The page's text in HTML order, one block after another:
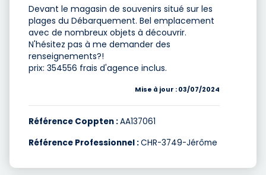
Devant le magasin de souvenirs situé sur les
plages du Débarquement. Bel emplacement
avec de nombreux objets à découvrir.
N'hésitez pas à me demander des
renseignements?!
prix: 354556 frais d'agence inclus.
Mise à jour : 03/07/2024
Référence Coppten :AA137061
Référence Professionnel :CHR-3749-Jérôme